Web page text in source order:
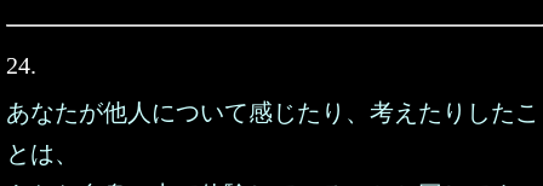
24.
あなたが他人について感じたり、考えたりしたこ
とは、